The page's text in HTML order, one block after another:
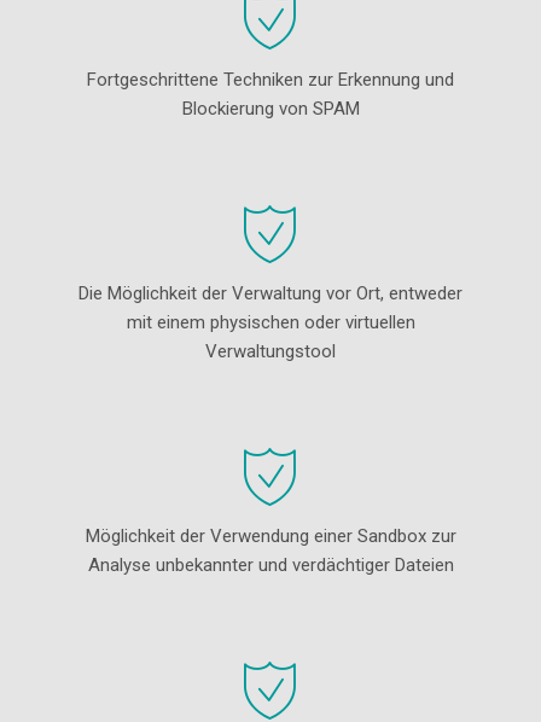
Fortgeschrittene Techniken zur Erkennung und
Blockierung von SPAM
Die Möglichkeit der Verwaltung vor Ort, entweder
mit einem physischen oder virtuellen
Verwaltungstool
Möglichkeit der Verwendung einer Sandbox zur
Analyse unbekannter und verdächtiger Dateien